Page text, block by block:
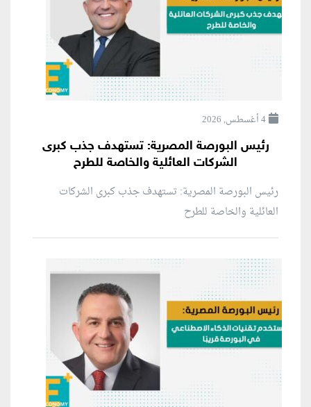
4 أغسطس, 2026
رئيس البورصة المصرية: تستهدف جذب كبرى
الشركات العائلية والخاصة للطرح
رئيس البورصة المصرية: تستهدف جذب كبرى الشركات
العائلية والخاصة للطرح